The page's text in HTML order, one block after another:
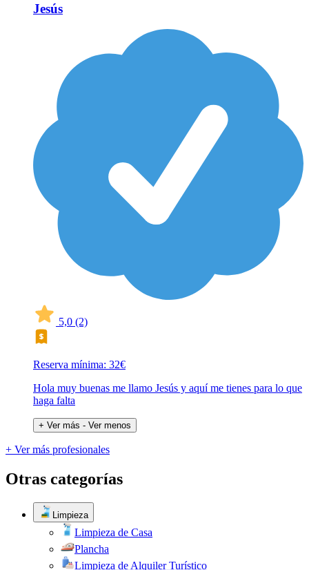
Jesús
5,0 (2)
Reserva mínima: 32€
Hola muy buenas me llamo Jesús y aquí me tienes para lo que
haga falta
+ Ver más - Ver menos
+ Ver más profesionales
Otras categorías
Limpieza
Limpieza de Casa
Plancha
Limpieza de Alquiler Turístico